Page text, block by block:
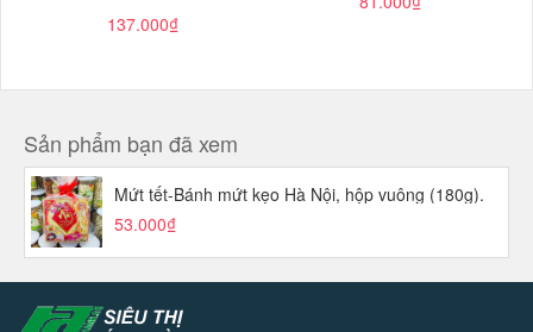
137.000₫
Sản phẩm bạn đã xem
Mứt tết-Bánh mứt kẹo Hà Nội, hộp vuông (180g).
53.000₫